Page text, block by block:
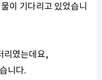
이 기다리고 있었습니
리였는데요,
니다.